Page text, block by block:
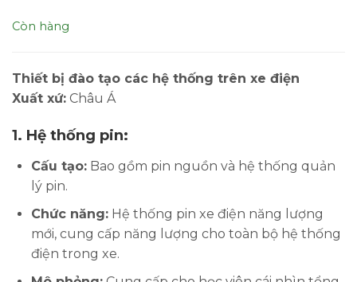
Còn hàng
Thiết bị đào tạo các hệ thống trên xe điện
Xuất xứ: Châu Á
1. Hệ thống pin:
Cấu tạo: Bao gồm pin nguồn và hệ thống quản
lý pin.
Chức năng: Hệ thống pin xe điện năng lượng
mới, cung cấp năng lượng cho toàn bộ hệ thống
điện trong xe.